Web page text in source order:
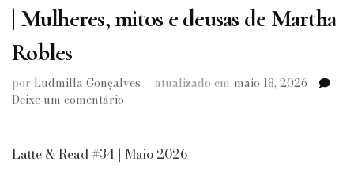
| Mulheres, mitos e deusas de Martha
Robles
por Ludmilla Gonçalves atualizado em maio 18, 2026
Deixe um comentário
&
Latte & Read #34 | Maio 2026